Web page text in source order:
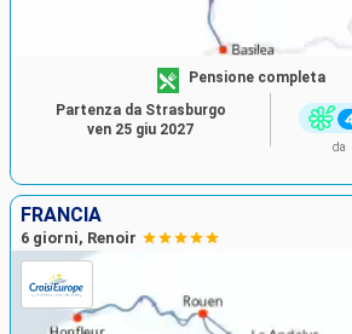
Pensione completa
da
Partenza da Strasburgo
ven 25 giu 2027
FRANCIA
6 giorni, Renoir